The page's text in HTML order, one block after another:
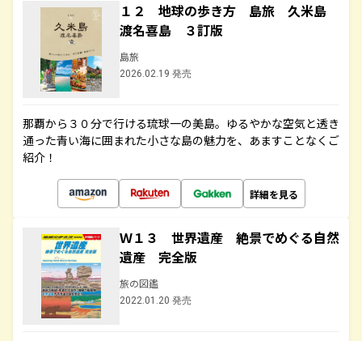
１２ 地球の歩き方 島旅 久米島
渡名喜島 ３訂版
島旅
2026.02.19 発売
那覇から３０分で行ける琉球一の美島。ゆるやかな空気と透き
通った青い海に囲まれた小さな島の魅力を、あますことなくご
紹介！
詳細を見る
Ｗ１３ 世界遺産 絶景でめぐる自然
遺産 完全版
旅の図鑑
2022.01.20 発売